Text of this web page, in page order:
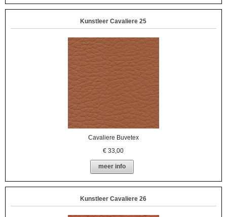
Kunstleer Cavaliere 25
Cavaliere Buvetex
€33,00
meer info
Kunstleer Cavaliere 26